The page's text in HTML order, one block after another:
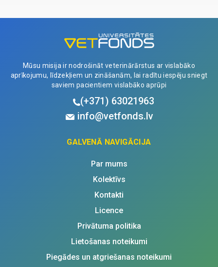
Mūsu misija ir nodrošināt veterinārārstus ar vislabāko
aprīkojumu, līdzekļiem un zināšanām, lai radītu iespēju sniegt
saviem pacientiem vislabāko aprūpi
(+371) 63021963
info@vetfonds.lv
GALVENĀ NAVIGĀCIJA
Par mums
Kolektīvs
Kontakti
Licence
Privātuma politika
Lietošanas noteikumi
Piegādes un atgriešanas noteikumi